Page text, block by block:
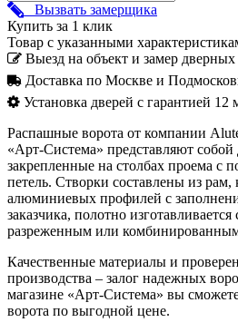
Вызвать замерщика
Купить за 1 клик
Товар с указанными
Выезд на объект и замер
Доставка по Москве и
Установка дверей с гарантией 12
Распашные ворота от компании
«Арт-Система» представляют собой
закрепленные на столбах проема с
петель. Створки составлены из рам,
алюминиевых профилей с
заказчика, полотно
разреженным или
Качественные материалы и
производства – залог надежных
магазине «Арт-Система» вы
ворота по выгодной цене.